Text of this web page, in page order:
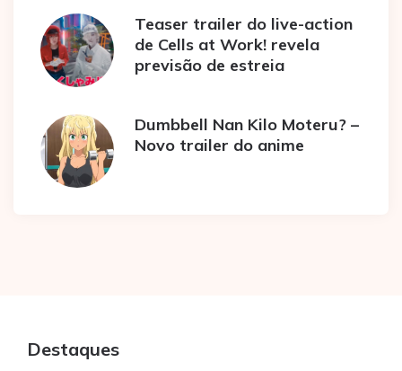
Teaser trailer do live-action
de Cells at Work! revela
previsão de estreia
Dumbbell Nan Kilo Moteru? –
Novo trailer do anime
Destaques